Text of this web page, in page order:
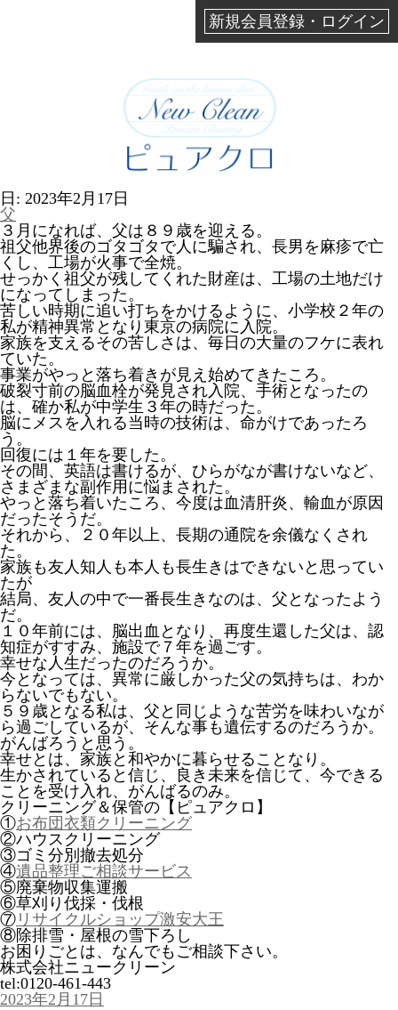
新規会員登録・ログイン
日: 2023年2月17日
父
３月になれば、父は８９歳を迎える。
祖父他界後のゴタゴタで人に騙され、長男を麻疹で亡
くし、工場が火事で全焼。
せっかく祖父が残してくれた財産は、工場の土地だけ
になってしまった。
苦しい時期に追い打ちをかけるように、小学校２年の
私が精神異常となり東京の病院に入院。
家族を支えるその苦しさは、毎日の大量のフケに表れ
ていた。
事業がやっと落ち着きが見え始めてきたころ。
破裂寸前の脳血栓が発見され入院、手術となったの
は、確か私が中学生３年の時だった。
脳にメスを入れる当時の技術は、命がけであったろ
う。
回復には１年を要した。
その間、英語は書けるが、ひらがなが書けないなど、
さまざまな副作用に悩まされた。
やっと落ち着いたころ、今度は血清肝炎、輸血が原因
だったそうだ。
それから、２０年以上、長期の通院を余儀なくされ
た。
家族も友人知人も本人も長生きはできないと思ってい
たが
結局、友人の中で一番長生きなのは、父となったよう
だ。
１０年前には、脳出血となり、再度生還した父は、認
知症がすすみ、施設で７年を過ごす。
幸せな人生だったのだろうか。
今となっては、異常に厳しかった父の気持ちは、わか
らないでもない。
５９歳となる私は、父と同じような苦労を味わいなが
ら過ごしているが、そんな事も遺伝するのだろうか。
がんばろうと思う。
幸せとは、家族と和やかに暮らせることなり。
生かされていると信じ、良き未来を信じて、今できる
ことを受け入れ、がんばるのみ。
クリーニング＆保管の【ピュアクロ】
①お布団衣類クリーニング
②ハウスクリーニング
③ゴミ分別撤去処分
④遺品整理ご相談サービス
⑤廃棄物収集運搬
⑥草刈り伐採・伐根
⑦ リサイクルショップ激安大王
⑧除排雪・屋根の雪下ろし
お困りごとは、なんでもご相談下さい。
株式会社ニュークリーン
tel:0120-461-443
投
2023年2月17日